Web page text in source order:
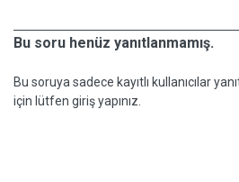
Bu soru henüz yanıtlanmamış.
Bu soruya sadece kayıtlı kullanıcılar
için lütfen giriş yapınız.